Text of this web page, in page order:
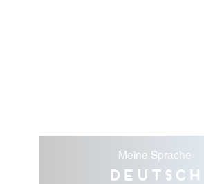
Meine Sprache
Deutsch